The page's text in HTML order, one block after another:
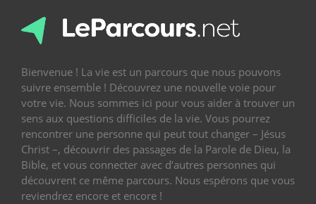
Bienvenue ! La vie est un parcours que nous pouvons
suivre ensemble ! Découvrez une nouvelle voie pour
votre vie. Nous sommes ici pour vous aider à trouver un
sens aux questions difficiles de la vie. Vous pourrez
rencontrer une personne qui peut tout changer – Jésus
Christ –, découvrir des passages de la Parole de Dieu, la
Bible, et vous connecter avec d’autres personnes qui
découvrent ce même parcours. Nous espérons que vous
reviendrez encore et encore !